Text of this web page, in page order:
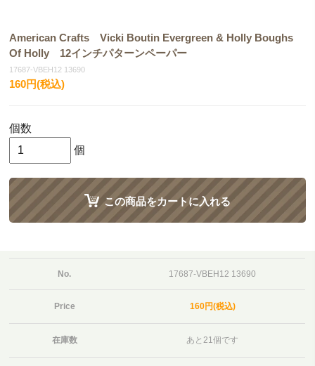
American Crafts Vicki Boutin Evergreen & Holly Boughs
Of Holly 12インチパターンペーパー
17687-VBEH12 13690
160円(税込)
個数
個
この商品をカートに入れる
No. 17687-VBEH12 13690
Price 160円(税込)
在庫数 あと21個です